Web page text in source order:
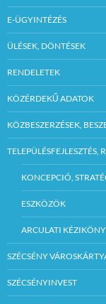
E-ÜGYINTÉZÉS
ÜLÉSEK, DÖNTÉSEK
RENDELETEK
KÖZÉRDEKŰ ADATOK
KÖZBESZERZÉSEK,
TELEPÜLÉSFEJLESZTÉS,
KONCEPCIÓ,
ESZKÖZÖK
ARCULATI
SZÉCSÉNY
SZÉCSÉNYINVEST